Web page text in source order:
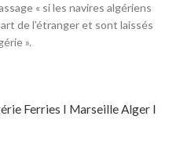
« si les navires algériens
de l’étranger et sont laissés
».
Ferries I Marseille Alger I